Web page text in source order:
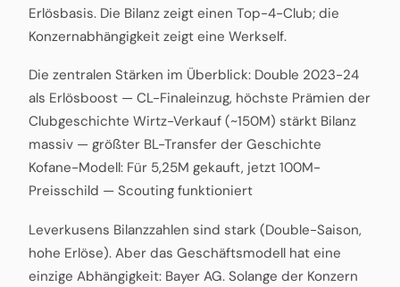
Erlösbasis. Die Bilanz zeigt einen Top-4-Club; die
Konzernabhängigkeit zeigt eine Werkself.
Die zentralen Stärken im Überblick: Double 2023-24
als Erlösboost — CL-Finaleinzug, höchste Prämien der
Clubgeschichte Wirtz-Verkauf (~150M) stärkt Bilanz
massiv — größter BL-Transfer der Geschichte
Kofane-Modell: Für 5,25M gekauft, jetzt 100M-
Preisschild — Scouting funktioniert
Leverkusens Bilanzzahlen sind stark (Double-Saison,
hohe Erlöse). Aber das Geschäftsmodell hat eine
einzige Abhängigkeit: Bayer AG. Solange der Konzern